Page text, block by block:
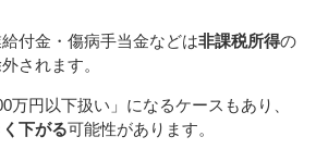
付金・傷病手当金などは非課税所得の
されます。
万円以下扱い」になるケースもあり、
下がる可能性があります。